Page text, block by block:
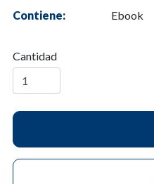
Contiene:
Ebook
Cantidad